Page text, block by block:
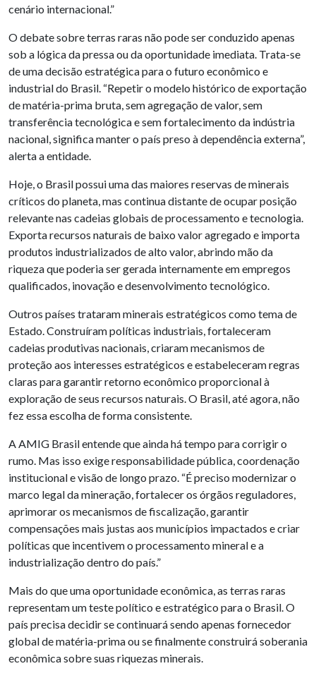
cenário internacional.”
O debate sobre terras raras não pode ser conduzido apenas
sob a lógica da pressa ou da oportunidade imediata. Trata-se
de uma decisão estratégica para o futuro econômico e
industrial do Brasil. “Repetir o modelo histórico de exportação
de matéria-prima bruta, sem agregação de valor, sem
transferência tecnológica e sem fortalecimento da indústria
nacional, significa manter o país preso à dependência externa”,
alerta a entidade.
Hoje, o Brasil possui uma das maiores reservas de minerais
críticos do planeta, mas continua distante de ocupar posição
relevante nas cadeias globais de processamento e tecnologia.
Exporta recursos naturais de baixo valor agregado e importa
produtos industrializados de alto valor, abrindo mão da
riqueza que poderia ser gerada internamente em empregos
qualificados, inovação e desenvolvimento tecnológico.
Outros países trataram minerais estratégicos como tema de
Estado. Construíram políticas industriais, fortaleceram
cadeias produtivas nacionais, criaram mecanismos de
proteção aos interesses estratégicos e estabeleceram regras
claras para garantir retorno econômico proporcional à
exploração de seus recursos naturais. O Brasil, até agora, não
fez essa escolha de forma consistente.
A AMIG Brasil entende que ainda há tempo para corrigir o
rumo. Mas isso exige responsabilidade pública, coordenação
institucional e visão de longo prazo. “É preciso modernizar o
marco legal da mineração, fortalecer os órgãos reguladores,
aprimorar os mecanismos de fiscalização, garantir
compensações mais justas aos municípios impactados e criar
políticas que incentivem o processamento mineral e a
industrialização dentro do país.”
Mais do que uma oportunidade econômica, as terras raras
representam um teste político e estratégico para o Brasil. O
país precisa decidir se continuará sendo apenas fornecedor
global de matéria-prima ou se finalmente construirá soberania
econômica sobre suas riquezas minerais.